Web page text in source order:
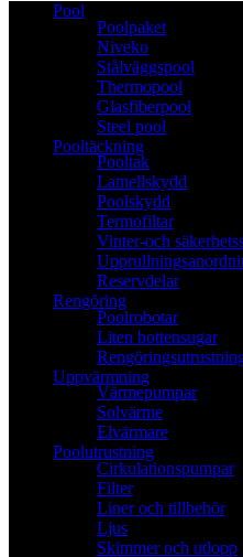
Pool
Poolpaket
Niveko
Stålväggspool
Thermopool
Glasfiberpool
Steel pool
Pooltäckning
Pooltak
Lamellskydd
Poolskydd
Termofiltar
Vinter-och
Reservdelar
Rengöring
Poolrobotar
Liten bottensugar
Uppvärmning
Värmepumpar
Solvärme
Elvärmare
Poolutrustning
Cirkulationspumpar
Filter
Liner och tillbehör
Ljus
Skimmer och utlopp